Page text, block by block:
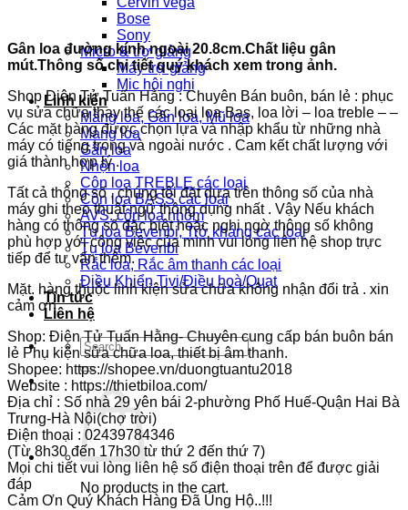
Bose
Sony
Micro & trợ giảng
Máy trợ giảng
Mic hội nghị
Linh kiện
Màng loa, Gân loa, Mũ loa
Màng loa
Gân loa
Nhện loa
Côn loa TREBLE các loại
Côn loa BASS các loại
AVS: côn loa nhôm
Tụ loa Bevenbi, Trở kháng các loại
Tụ loa Bevenbi
Rắc loa, Rắc âm thanh các loại
Điều Khiển Tivi/Điều hoà/Quạt
Tin tức
Liên hệ
Search
for:
No products in the cart.
Gân loa đường kính ngoài 20.8cm.Chất liệu gân
mút.Thông số chi tiết quý khách xem trong ảnh.
Shop Điện Tử Tuấn Hằng : Chuyên Bán buôn, bán lẻ : phục
vụ sửa chữa thay thế các loại loa Bas, loa lời – loa treble – –
Các mặt hàng được chọn lựa và nhập khẩu từ những nhà
máy có tiếng trong và ngoài nước . Cam kết chất lượng với
giá thành hợp lý .
Tất cả thông số , chúng tôi đặt dựa trên thông số của nhà
máy ghi theo thuật ngữ thông dụng nhất . Vậy Nếu khách
hàng có thông số đặc biệt hoặc nghi ngờ thông số không
phù hợp với công việc của mình vui lòng liên hệ shop trực
tiếp để tư vấn thêm.
Mặt. hàng thuộc linh kiện sửa chữa không nhận đổi trả . xin
cảm ơn
Shop: Điện Tử Tuấn Hằng- Chuyên cung cấp bán buôn bán
lẻ Phụ kiện sửa chữa loa, thiết bị âm thanh.
Shopee: https://shopee.vn/duongtuantu2018
Website : https://thietbiloa.com/
Địa chỉ : Số nhà 29 yên bái 2-phường Phố Huế-Quận Hai Bà
Trưng-Hà Nội(chợ trời)
Điện thoại : 02439784346
(Từ 8h30 đến 17h30 từ thứ 2 đến thứ 7)
Mọi chi tiết vui lòng liên hệ số điện thoại trên để được giải
đáp
Cảm Ơn Quý Khách Hàng Đã Ủng Hộ..!!!